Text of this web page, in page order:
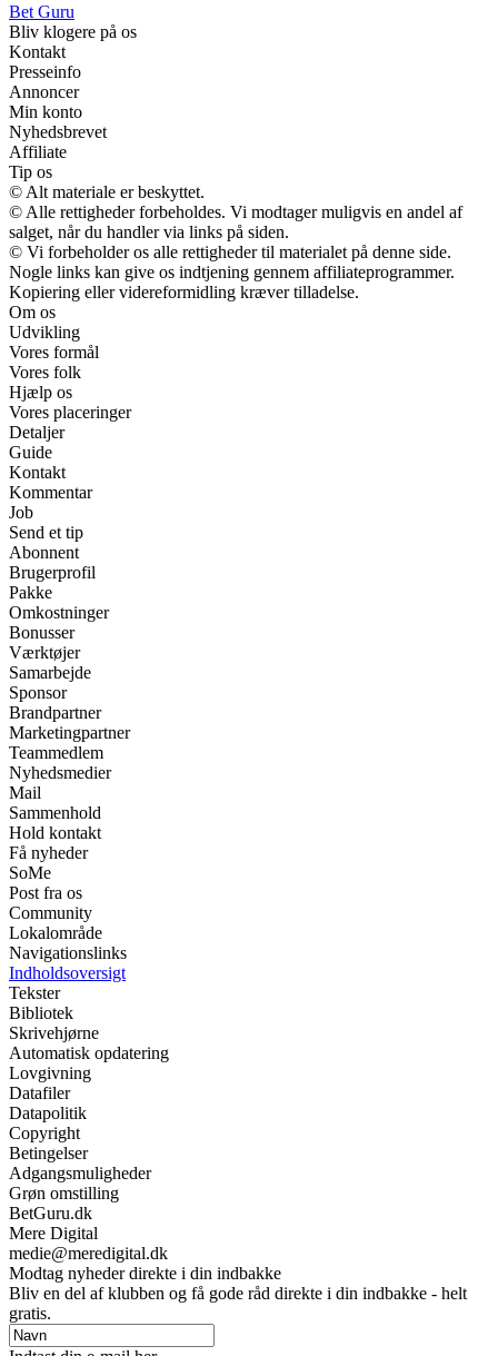
Bet Guru
Bliv klogere på os
Kontakt
Presseinfo
Annoncer
Min konto
Nyhedsbrevet
Affiliate
Tip os
© Alt materiale er beskyttet.
© Alle rettigheder forbeholdes. Vi modtager muligvis en andel af
salget, når du handler via links på siden.
© Vi forbeholder os alle rettigheder til materialet på denne side.
Nogle links kan give os indtjening gennem affiliateprogrammer.
Kopiering eller videreformidling kræver tilladelse.
Om os
Udvikling
Vores formål
Vores folk
Hjælp os
Vores placeringer
Detaljer
Guide
Kontakt
Kommentar
Job
Send et tip
Abonnent
Brugerprofil
Pakke
Omkostninger
Bonusser
Værktøjer
Samarbejde
Sponsor
Brandpartner
Marketingpartner
Teammedlem
Nyhedsmedier
Mail
Sammenhold
Hold kontakt
Få nyheder
SoMe
Post fra os
Community
Lokalområde
Navigationslinks
Indholdsoversigt
Tekster
Bibliotek
Skrivehjørne
Automatisk opdatering
Lovgivning
Datafiler
Datapolitik
Copyright
Betingelser
Adgangsmuligheder
Grøn omstilling
BetGuru.dk
Mere Digital
medie@meredigital.dk
Modtag nyheder direkte i din indbakke
Bliv en del af klubben og få gode råd direkte i din indbakke - helt
gratis.